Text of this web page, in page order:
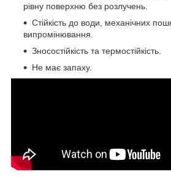
рівну поверхню без розлучень.
Стійкість до води, механічних
випромінювання.
Зносостійкість та термостійкість.
Не має запаху.